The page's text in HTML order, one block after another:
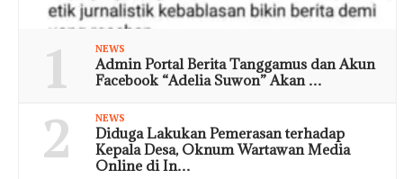
1 NEWS
Admin Portal Berita Tanggamus dan Akun
Facebook “Adelia Suwon” Akan …
2 NEWS
Diduga Lakukan Pemerasan terhadap
Kepala Desa, Oknum Wartawan Media
Online di In…